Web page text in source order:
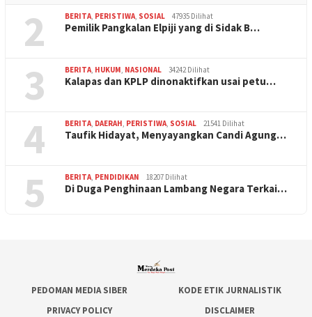
2 BERITA, PERISTIWA, SOSIAL 47935 Dilihat
Pemilik Pangkalan Elpiji yang di Sidak B…
3 BERITA, HUKUM, NASIONAL 34242 Dilihat
Kalapas dan KPLP dinonaktifkan usai petu…
4 BERITA, DAERAH, PERISTIWA, SOSIAL 21541 Dilihat
Taufik Hidayat, Menyayangkan Candi Agung…
5 BERITA, PENDIDIKAN 18207 Dilihat
Di Duga Penghinaan Lambang Negara Terkai…
PEDOMAN MEDIA SIBER
KODE ETIK JURNALISTIK
PRIVACY POLICY
DISCLAIMER